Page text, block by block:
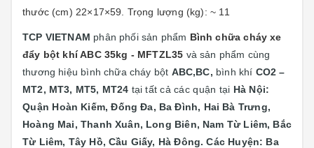
thước (cm) 22×17×59. Trọng lượng (kg): ~ 11
TCP VIETNAM phân phối sản phẩm Bình chữa cháy xe
đẩy bột khí ABC 35kg - MFTZL35 và sản phẩm cùng
thương hiệu bình chữa cháy bột ABC,BC, bình khí CO2 –
MT2, MT3, MT5, MT24 tạitất cả các quận tại Hà Nội:
Quận Hoàn Kiếm, Đống Đa, Ba Đình, Hai Bà Trưng,
Hoàng Mai, Thanh Xuân, Long Biên, Nam Từ Liêm, Bắc
Từ Liêm, Tây Hồ, Cầu Giấy, Hà Đông. Các Huyện: Ba